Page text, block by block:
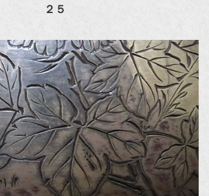
２５